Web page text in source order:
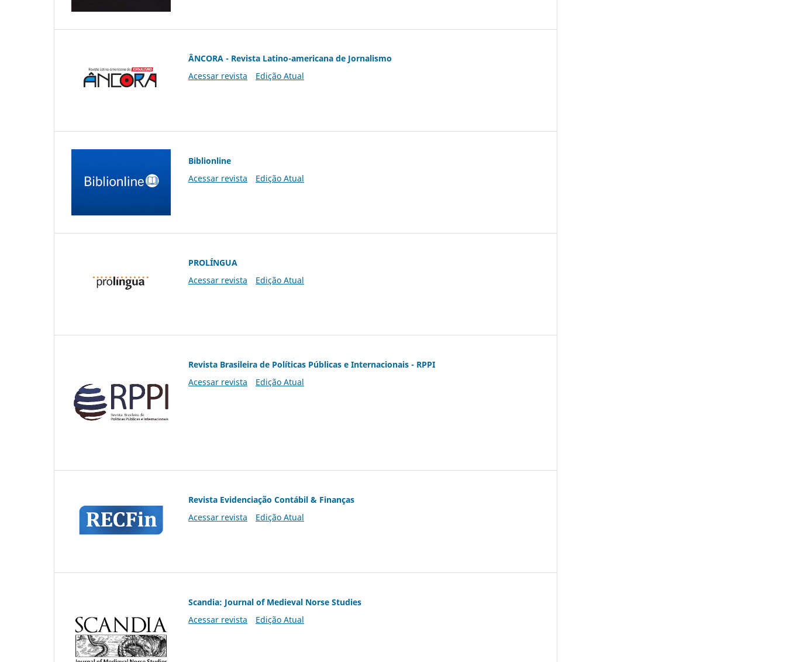
ÂNCORA - Revista Latino-americana de Jornalismo
Acessar revista
Edição Atual
Biblionline
Acessar revista
Edição Atual
PROLÍNGUA
Acessar revista
Edição Atual
Revista Brasileira de Políticas Públicas e Internacionais - RPPI
Acessar revista
Edição Atual
Revista Evidenciação Contábil & Finanças
Acessar revista
Edição Atual
Scandia: Journal of Medieval Norse Studies
Acessar revista
Edição Atual